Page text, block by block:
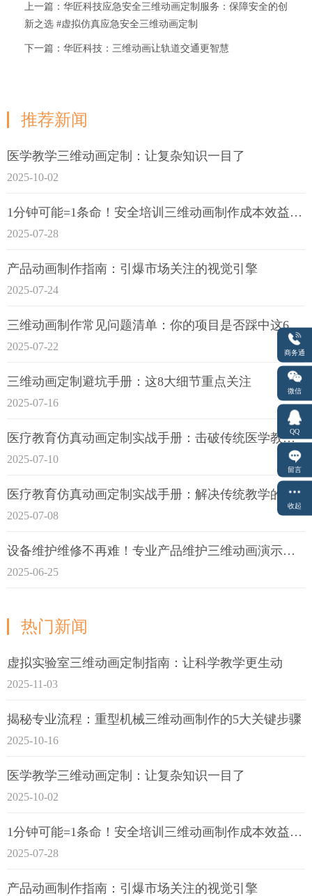
上一篇：华匠科技应急安全三维动画定制服务：保障安全的创
新之选 #虚拟仿真应急安全三维动画定制
下一篇：华匠科技：三维动画让轨道交通更智慧
推荐新闻
医学教学三维动画定制：让复杂知识一目了
2025-10-02
1分钟可能=1条命！安全培训三维动画制作成本效益深度拆解
2025-07-28
产品动画制作指南：引爆市场关注的视觉引擎
2025-07-24
三维动画制作常见问题清单：你的项目是否踩中这6大技术雷区？
2025-07-22
三维动画定制避坑手册：这8大细节重点关注
2025-07-16
医疗教育仿真动画定制实战手册：击破传统医学教育7大痛点
2025-07-10
医疗教育仿真动画定制实战手册：解决传统教学的7大痛点
2025-07-08
设备维护维修不再难！专业产品维护三维动画演示定制指南
2025-06-25
热门新闻
虚拟实验室三维动画定制指南：让科学教学更生动
2025-11-03
揭秘专业流程：重型机械三维动画制作的5大关键步骤
2025-10-16
医学教学三维动画定制：让复杂知识一目了
2025-10-02
1分钟可能=1条命！安全培训三维动画制作成本效益深度拆解
2025-07-28
产品动画制作指南：引爆市场关注的视觉引擎
商务通
微信
QQ
留言
收起